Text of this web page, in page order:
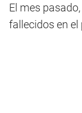
El mes
fallecidos en el